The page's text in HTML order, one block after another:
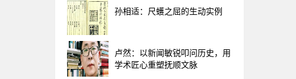
孙相适：尺蠖之屈的生动实例
卢然：以新闻敏锐叩问历史，用
学术匠心重塑抚顺文脉